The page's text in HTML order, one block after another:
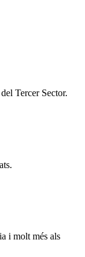
Tercer Sector.
i molt més als